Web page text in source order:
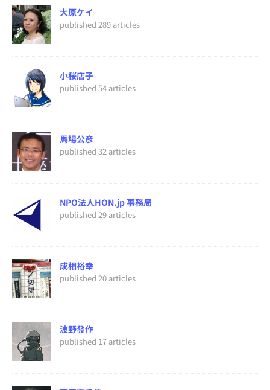
大原ケイ
published 289 articles
小桜店子
published 54 articles
馬場公彦
published 32 articles
NPO法人HON.jp 事務局
published 29 articles
成相裕幸
published 20 articles
波野發作
published 17 articles